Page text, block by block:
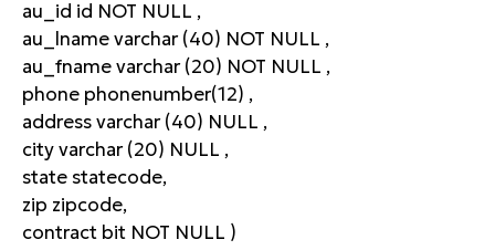
au_id id NOT NULL ,
au_lname varchar (40) NOT NULL ,
au_fname varchar (20) NOT NULL ,
phone phonenumber(12) ,
address varchar (40) NULL ,
city varchar (20) NULL ,
state statecode,
zip zipcode,
contract bit NOT NULL )